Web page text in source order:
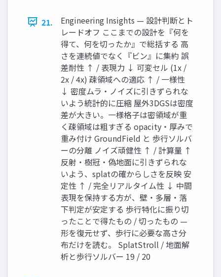
21.
Engineering Insights — 設計判断とト
レードオフ ここまでの設計を『何を
得て、何を切ったか』で総括する 高
さを連続値でなく『ビン』に集約 誤
差耐性 ↑ / 表現力 ↓ 可変セル (1x /
2x / 4x) 疎領域への適応 ↑ / 一様性
↓ 密度ムラ・ノイズに引きずられな
いよう統計的に圧縮 屋外3DGSは密度
差が大きい。一様格子は密領域が重
く疎領域は粗すぎる opacity・厚みで
重み付け GroundField と 歩行ソルバ
ーの分離 ノイズ頑健性 ↑ / 計算量 ↑
反射・樹冠・偽地面に引きずられな
いよう、splatの確からしさを反映 安
定性 ↑ / 完全リアルタイム性 ↓ 中間
表現を保持する方が、壁・多層・落
下判定が安定する 歩行特化に振り切
ったことで得たもの / 切ったもの —
形を復元せず、歩行に必要な高さ分
布だけを読む。 SplatStroll / 地面解
析と歩行ソルバー 19 / 20